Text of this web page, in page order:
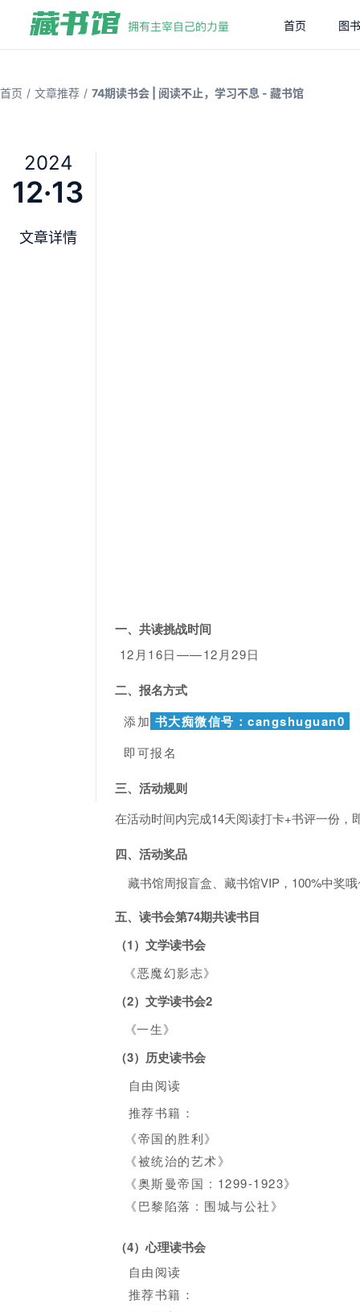
首页 图
首页 / 文章推荐 / 74期读书会 | 阅读不止，学习不息 - 藏书馆
2024
12·13
文章详情
一、共读挑战时间
12 月16日——12月29日
二、报名方式
添加 书大痴微信号：cangshuguan0
即可报名
三、活动规则
在活动时间内完成14天阅读打卡+书评一份，
四、活动奖品
藏书馆周报盲盒、藏书馆VIP，100%中奖
五、读书会第74期共读书目
（1）文学读书会
《恶魔幻影志》
（2） 文学读书会2
《一生》
（3）历史读书会
自由阅读
推荐书籍：
《帝国的胜利》
《被统治的艺术》
《奥斯曼帝国 : 1299-1923》
《巴黎陷落 : 围城与公社》
（4）心理读书会
自由阅读
推荐书籍：